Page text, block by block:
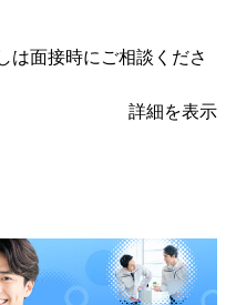
は面接時にご相談くださ
詳細を表示